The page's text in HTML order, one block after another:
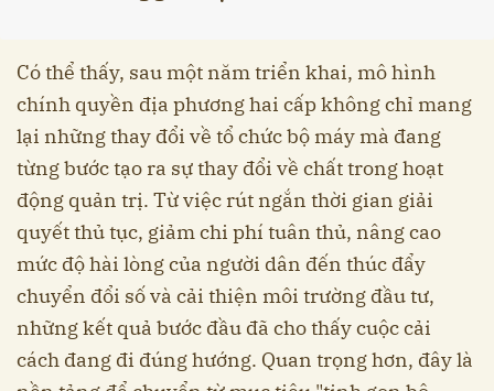
Có thể thấy, sau một năm triển khai, mô hình
chính quyền địa phương hai cấp không chỉ mang
lại những thay đổi về tổ chức bộ máy mà đang
từng bước tạo ra sự thay đổi về chất trong hoạt
động quản trị. Từ việc rút ngắn thời gian giải
quyết thủ tục, giảm chi phí tuân thủ, nâng cao
mức độ hài lòng của người dân đến thúc đẩy
chuyển đổi số và cải thiện môi trường đầu tư,
những kết quả bước đầu đã cho thấy cuộc cải
cách đang đi đúng hướng. Quan trọng hơn, đây là